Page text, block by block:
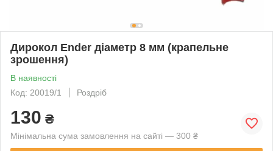
Дирокол Ender діаметр 8 мм (крапельне
зрошення)
В наявності
Код: 20019/1
Роздріб
130 ₴
Мінімальна сума замовлення на сайті — 300 ₴